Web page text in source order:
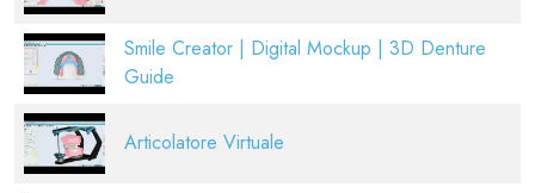
Smile Creator | Digital Mockup | 3D Denture
Guide
Articolatore Virtuale